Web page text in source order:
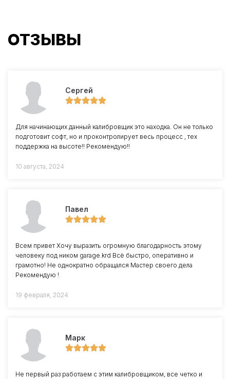
ОТЗЫВЫ
Сергей
Для начинающих данный калибровщик это находка. Он не только
подготовит софт, но и проконтролирует весь процесс , тех
поддержка на высоте!! Рекомендую!!
10 августа, 2024
Павел
Всем привет Хочу выразить огромную благодарность этому
человеку под ником garage.krd Всё быстро, оперативно и
грамотно! Не однократно обращался Мастер своего дела
Рекомендую !
19 февраля, 2024
Марк
Не первый раз работаем с этим калибровщиком, все четко и